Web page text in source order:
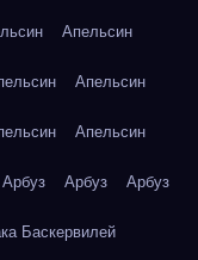
Апельсин
Апельсин
Апельсин
Арбуз Арбуз Арбуз
Баскервилей